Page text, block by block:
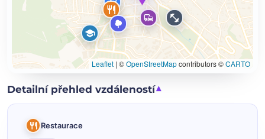
Leaflet | ©OpenStreetMapcontributors ©CARTO
Detailní přehled vzdáleností
Restaurace